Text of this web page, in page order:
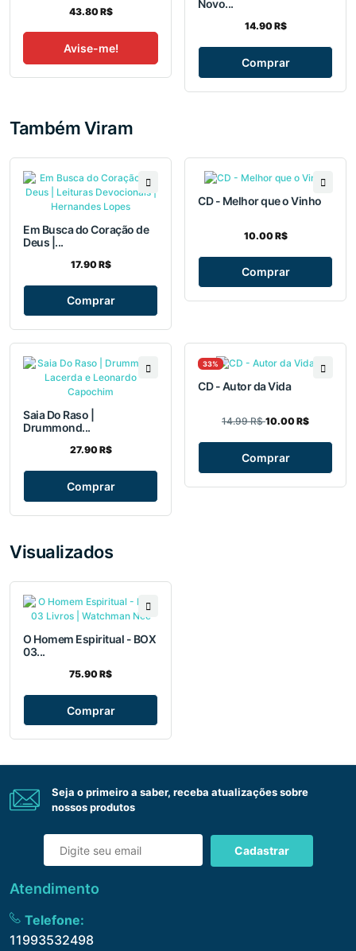
43.80 R$
Avise-me!
Novo...
14.90 R$
Comprar
Também Viram
Em Busca do Coração de
Deus |...
17.90 R$
Comprar
CD - Melhor que o Vinho
10.00 R$
Comprar
Saia Do Raso |
Drummond...
27.90 R$
Comprar
33%
CD - Autor da Vida
14.99 R$10.00 R$
Comprar
Visualizados
O Homem Espiritual - BOX
03...
75.90 R$
Comprar
Seja o primeiro a saber, receba atualizações sobre
nossos produtos
Cadastrar
Atendimento
Telefone:
11993532498